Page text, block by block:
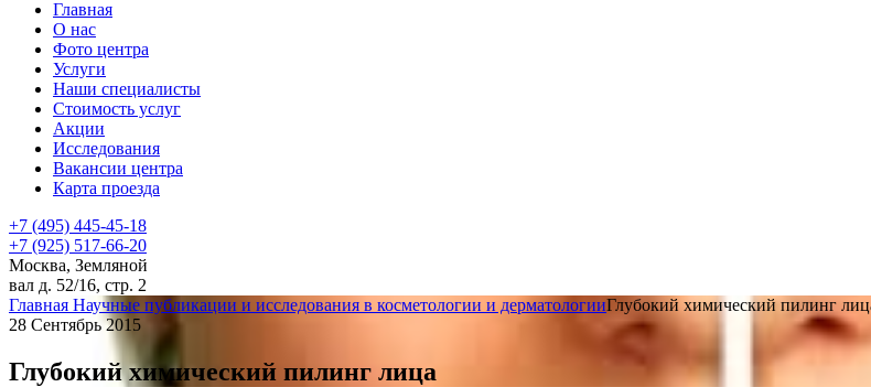
Главная
О нас
Фото центра
Услуги
Наши специалисты
Стоимость услуг
Акции
Исследования
Вакансии центра
Карта проезда
+7 (495) 445-45-18
+7 (925) 517-66-20
Москва, Земляной
вал д. 52/16, стр. 2
Главная Научные публикации и исследования в косметологии и дерматологииГлубокий химический пилинг
28 Сентябрь 2015
Глубокий химический пилинг лица